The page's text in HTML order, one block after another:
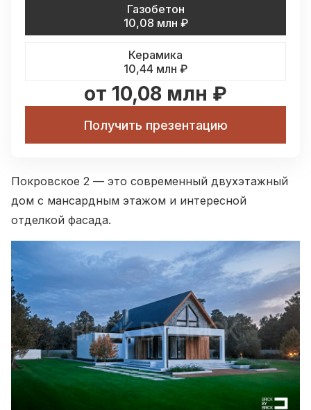
Газобетон
10,08 млн ₽
Керамика
10,44 млн ₽
от 10,08 млн ₽
Получить презентацию
Покровское 2 — это современный двухэтажный
дом с мансардным этажом и интересной
отделкой фасада.